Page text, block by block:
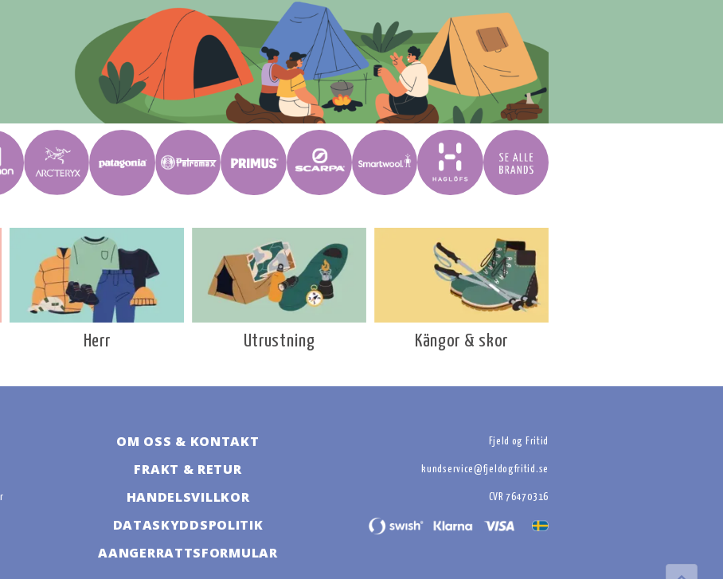
Herr Utrustning Kängor & skor
OM OSS & KONTAKT
FRAKT & RETUR
HANDELSVILLKOR
DATASKYDDSPOLITIK
AANGERRATTSFORMULAR
Fjeld og Fritid
kundservice@fjeldogfritid.se
CVR 76470316